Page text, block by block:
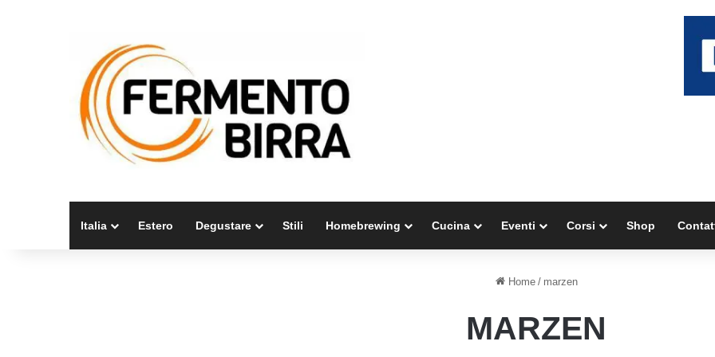
Italia Estero Degustare Stili Homebrewing Cucina Eventi Corsi Shop
Home / marzen
MARZEN